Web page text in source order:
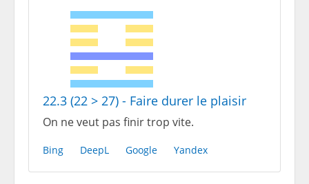
22.3 (22 > 27) - Faire durer le plaisir
On ne veut pas finir trop vite.
Bing DeepL Google Yandex